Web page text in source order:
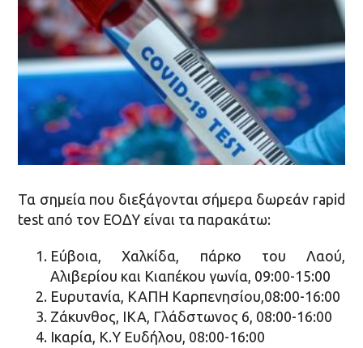
Τα σημεία που διεξάγονται σήμερα δωρεάν rapid
test από τον ΕΟΔΥ είναι τα παρακάτω:
Εύβοια, Χαλκίδα, πάρκο του Λαού,
Αλιβερίου και Κιαπέκου γωνία, 09:00-15:00
Ευρυτανία, ΚΑΠΗ Καρπενησίου,08:00-16:00
Ζάκυνθος, ΙΚΑ, Γλάδστωνος 6, 08:00-16:00
Ικαρία, Κ.Υ Ευδήλου, 08:00-16:00